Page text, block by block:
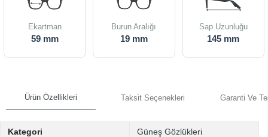
Ekartman
59 mm
Burun Aralığı
19 mm
Sap Uzunluğu
145 mm
Ürün Özellikleri Taksit Seçenekleri Garanti Ve
Kategori Güneş Gözlükleri